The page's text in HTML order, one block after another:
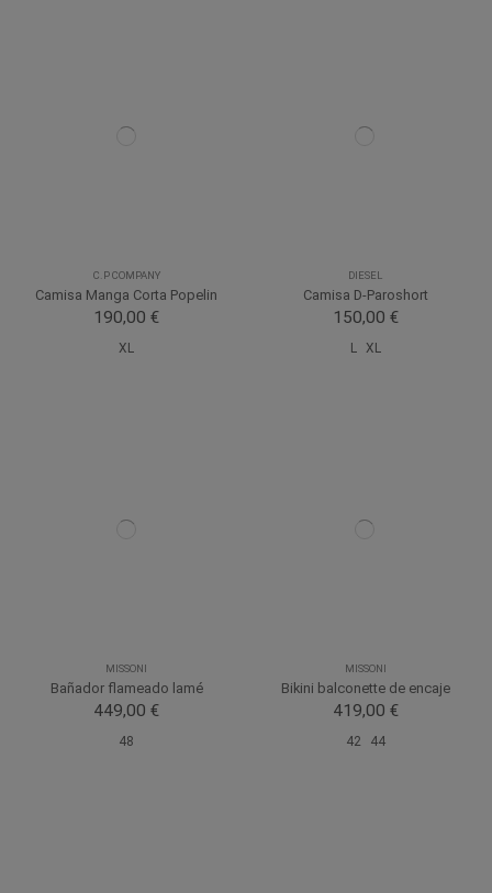
C.P COMPANY
Camisa Manga Corta Popelin
190,00 €
XL
DIESEL
Camisa D-Paroshort
150,00 €
L XL
MISSONI
Bañador flameado lamé
449,00 €
48
MISSONI
Bikini balconette de encaje
419,00 €
42 44